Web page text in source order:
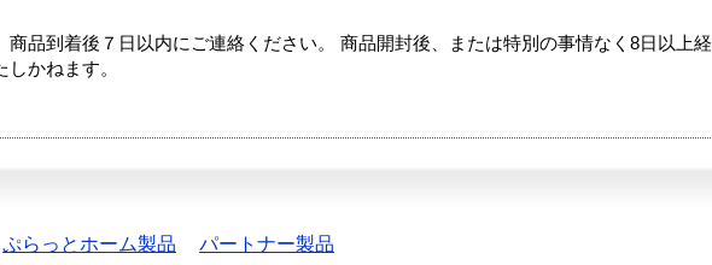
品到着後７日以内にご連絡ください。 商品開封後、または特別の事情なく8日以上経
かねます。
ぷらっとホーム製品 パートナー製品